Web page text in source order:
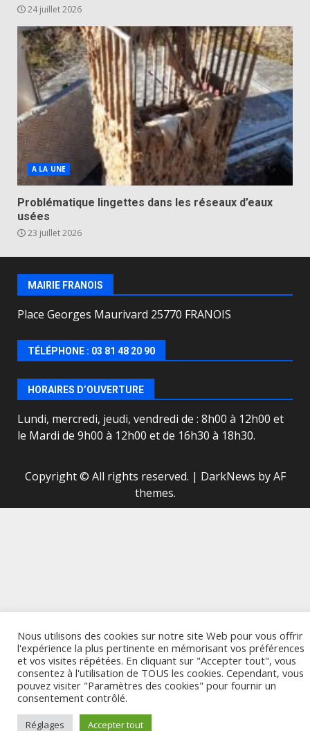
24 juillet 2026
A LA UNE
Problématique lingettes dans les réseaux d’eaux
usées
23 juillet 2026
MAIRIE FRANOIS
Place Georges Maurivard 25770 FRANOIS
TÉLÉPHONE : 03 81 48 20 90
HORAIRES D’OUVERTURE
Lundi, mercredi, jeudi, vendredi de : 8h00 à 12h00 et
le Mardi de 9h00 à 12h00 et de 16h30 à 18h30.
Copyright © All rights reserved. | DarkNews by AF
themes.
Nous utilisons des cookies sur notre site Web pour vous offrir
l'expérience la plus pertinente en mémorisant vos préférences
et vos visites répétées. En cliquant sur "Accepter tout", vous
consentez à l'utilisation de TOUS les cookies. Cependant, vous
pouvez visiter "Paramètres des cookies" pour fournir un
consentement contrôlé.
Réglages Accepter tout